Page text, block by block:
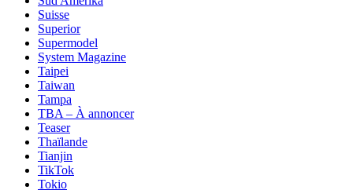
Suisse
Superior
Supermodel
System Magazine
Taipei
Taiwan
Tampa
TBA – À annoncer
Teaser
Thaïlande
Tianjin
TikTok
Tokio